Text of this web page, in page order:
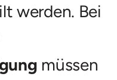
werden. Bei
müssen